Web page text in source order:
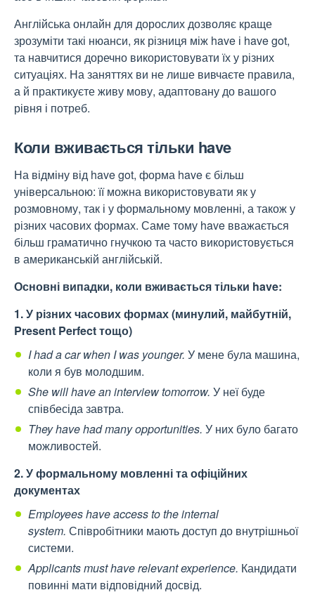
Англійська онлайн для дорослихдозволяє краще
зрозуміти такі нюанси, як різниця між have і have got,
та навчитися доречно використовувати їх у різних
ситуаціях. На заняттях ви не лише вивчаєте правила,
а й практикуєте живу мову, адаптовану до вашого
рівня і потреб.
Коли вживається тільки have
На відміну від have got, форма have є більш
універсальною: її можна використовувати як у
розмовному, так і у формальному мовленні, а також у
різних часових формах. Саме тому have вважається
більш граматично гнучкою та часто використовується
в американській англійській.
Основні випадки, коли вживається тільки have:
1. У різних часових формах (минулий, майбутній,
Present Perfect тощо)
I had a car when I was younger. У мене була машина,
коли я був молодшим.
She will have an interview tomorrow. У неї буде
співбесіда завтра.
They have had many opportunities. У них було багато
можливостей.
2. У формальному мовленні та офіційних
документах
Employees have access to the internal
system. Співробітники мають доступ до внутрішньої
системи.
Applicants must have relevant experience. Кандидати
повинні мати відповідний досвід.